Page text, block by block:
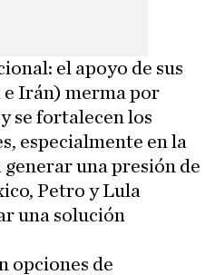
el apoyo de sus
e Irán) merma por
se fortalecen los
especialmente en la
una presión de
Petro y Lula
una solución
opciones de